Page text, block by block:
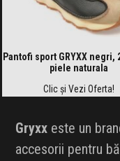
Pantofi sport GRYXX negri,
piele naturala
Clic și Vezi Oferta!
Gryxx este un
accesorii pentru